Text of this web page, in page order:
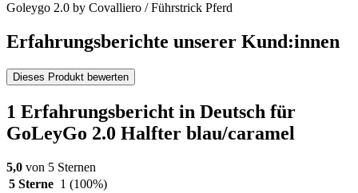
Goleygo 2.0 by Covalliero / Führstrick Pferd
Erfahrungsberichte unserer Kund:innen
Dieses Produkt bewerten
1 Erfahrungsbericht in Deutsch für
GoLeyGo 2.0 Halfter blau/caramel
5,0 von 5 Sternen
5 Sterne 1 (100%)